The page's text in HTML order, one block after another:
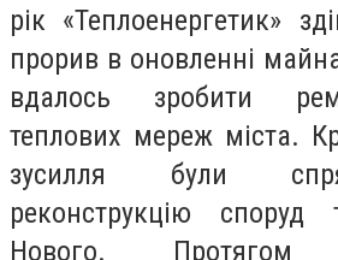
рік «Теплоенергетик»
прорив в оновленні
вдалось зробити
теплових мереж міста.
зусилля були
реконструкцію
Нового.